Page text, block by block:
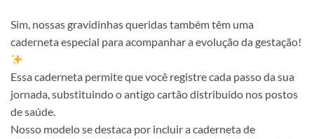
Sim, nossas gravidinhas queridas também têm uma
caderneta especial para acompanhar a evolução da gestação!
Essa caderneta permite que você registre cada passo da sua
jornada, substituindo o antigo cartão distribuído nos postos
de saúde.
Nosso modelo se destaca por incluir a caderneta de